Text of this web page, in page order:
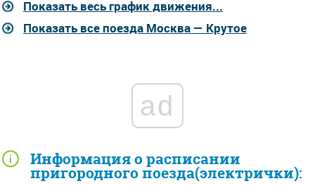
Информация о расписании
пригородного поезда(электрички):
Показать весь график движения...
Показать все поезда Москва — Крутое
ad